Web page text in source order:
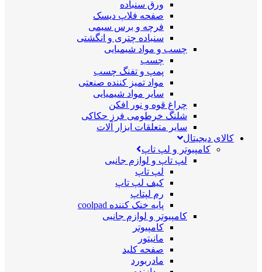
ورق سنباده
صفحه فلاپ دیسک
فرچه و برس سیمی
سنباده چتری و انگشتی
چسب و مواد شیمیایی
چسب
پمپ و تفنگ چسب
مواد تمیز کننده صنعتی
سایر مواد شیمیایی
چراغ قوه و نور افکن
شلنگ خرطومی فرز حکاکی
سایر متعلقات ابزار آلات
کالای دیجیتال
کامپیوتر و لپ تاپ
لپ تاپ و لوازم جانبی
لپ تاپ
کیف لپ تاپ
رم لپتاپ
پایه خنک کننده coolpad
کامپیوتر و لوازم جانبی
کامپیوتر
مانیتور
صفحه کلید
مادربورد